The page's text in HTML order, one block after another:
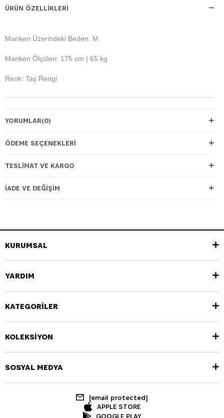
ÜRÜN ÖZELLIKLERI
Manken Üzerindeki Beden: M
Manken Ölçüleri: 175 cm | 65 kg
Renk: Taş Rengi
YORUMLAR(0)
ÖDEME SEÇENEKLERI
TESLIMAT VE KARGO
İADE VE DEĞIŞIM
KURUMSAL
YARDIM
KATEGORİLER
KOLEKSİYON
SOSYAL MEDYA
[email protected]
APPLE STORE
GOOGLE PLAY